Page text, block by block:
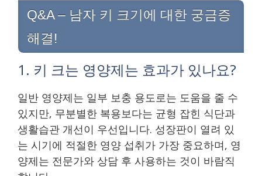
Q&A – 남자 키 크기에 대한 궁금증
해결!
1. 키 크는 영양제는 효과가 있나요?
일반 영양제는 일부 보충 용도로는 도움을 줄 수
있지만, 무분별한 복용보다는 균형 잡힌 식단과
생활습관 개선이 우선입니다. 성장판이 열려 있
는 시기에 적절한 영양 섭취가 가장 중요하며, 영
양제는 전문가와 상담 후 사용하는 것이 바람직